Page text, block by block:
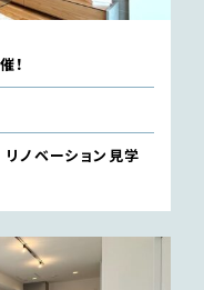
！
リノベーション見学